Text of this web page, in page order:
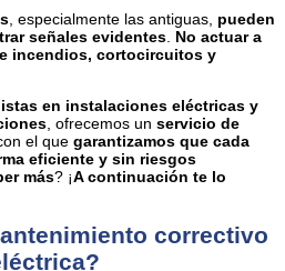
, especialmente las antiguas, pueden
señales evidentes No actuar a
incendios, cortocircuitos y
en instalaciones eléctricas y
, ofrecemos un servicio de
el que garantizamos que cada
eficiente y sin riesgos
más? ¡A continuación te lo
correctivo